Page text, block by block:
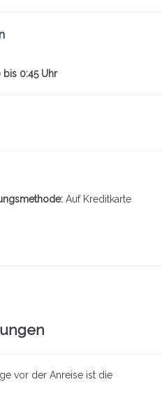
bis 0:45 Uhr
Auf Kreditkarte
vor der Anreise ist die